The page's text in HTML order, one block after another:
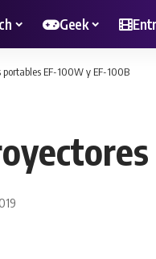
Geek
portables EF-100W y EF-100B